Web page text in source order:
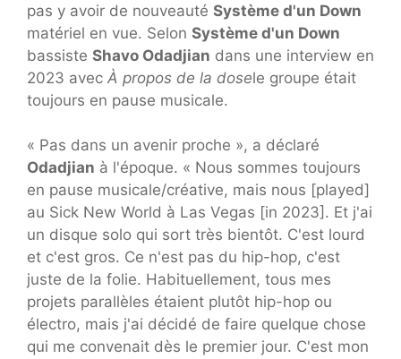
pas y avoir de nouveauté Système d'un Down
matériel en vue. Selon Système d'un Down
bassiste Shavo Odadjian dans une interview en
2023 avec À propos de la dosele groupe était
toujours en pause musicale.
« Pas dans un avenir proche », a déclaré
Odadjian à l'époque. « Nous sommes toujours
en pause musicale/créative, mais nous [played]
au Sick New World à Las Vegas [in 2023]. Et j'ai
un disque solo qui sort très bientôt. C'est lourd
et c'est gros. Ce n'est pas du hip-hop, c'est
juste de la folie. Habituellement, tous mes
projets parallèles étaient plutôt hip-hop ou
électro, mais j'ai décidé de faire quelque chose
qui me convenait dès le premier jour. C'est mon